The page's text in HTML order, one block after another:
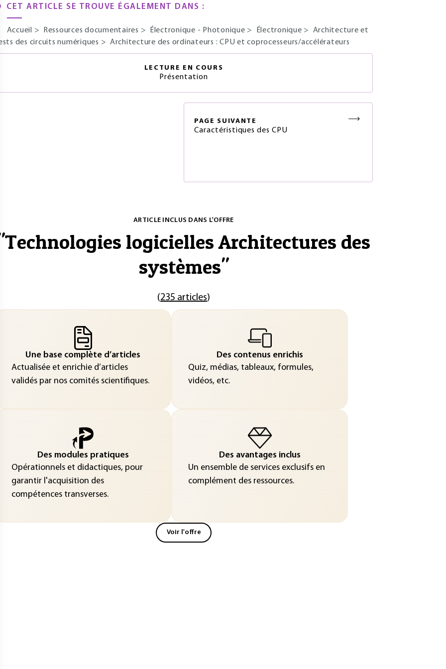
CET ARTICLE SE TROUVE ÉGALEMENT DANS :
Accueil > Ressources documentaires > Électronique - Photonique > Électronique > Architecture et
des circuits numériques > Architecture des ordinateurs : CPU et coprocesseurs/accélérateurs
LECTURE EN COURS
Présentation
PAGE SUIVANTE
Caractéristiques des CPU
ARTICLE INCLUS DANS L'OFFRE
Technologies logicielles Architectures des
systèmes"
(235 articles)
Une base complète d’articles
Actualisée et enrichie d’articles
validés par nos comités scientifiques.
Des contenus enrichis
Quiz, médias, tableaux, formules,
vidéos, etc.
Des modules pratiques
Opérationnels et didactiques, pour
garantir l'acquisition des
compétences transverses.
Des avantages inclus
Un ensemble de services exclusifs en
complément des ressources.
Voir l'offre